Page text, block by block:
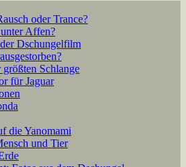
oder Trance?
Affen?
Dschungelfilm
Schlange
für Jaguar
die Yanomami
und Tier